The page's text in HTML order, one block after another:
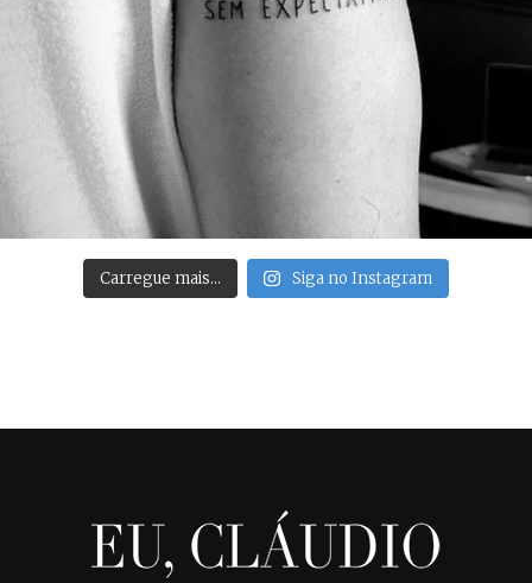
Carregue mais… Siga no Instagram